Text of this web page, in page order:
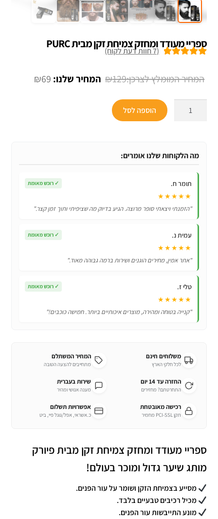
ספריי מעודד ומחזק צמיחת זקן מבית PURC
לקוחות
(
7חוות דעת לקוח)
₪129
המחיר
₪69 המחיר
ומחזק
זקן
הוספה לסל
מה הלקוחות שלנו אומרים:
תומר ח. ✓ רוכש מאומת
★★★★★
"הזמנתי ויצאתי סופר מרוצה. הגיע בדיוק מה שציפיתי ותוך זמן קצר."
עמית נ. ✓ רוכש מאומת
★★★★★
"אתר אמין, מחירים הוגנים ושירות ברמה גבוהה מאוד."
טלי ז. ✓ רוכש מאומת
★★★★★
"קנייה בטוחה ומהירה, מוצרים איכותיים ביותר. חמישה כוכבים!"
משלוחים חינם
לכל חלקי הארץ
המחיר המשתלם
מתחייבים להצעה הטובה
החזרה עד 14 יום
התחרטתם? מחזירים
שירות בעברית
מענה אנושי ומהיר
רכישה מאובטחת
תקן PCI-SSL מחמיר
אפשרויות תשלום
כ.אשראי, אפל/גוגל פיי, ביט
ספריי מעודד ומחזק צמיחת זקן מבית פיורק
מותג שיער גדול ומוכר בעולם!
מסייע בצמיחת הזקן ושומר על עור הפנים.
מכיל רכיבים טבעיים בלבד.
מונע התייבשות עור הפנים.